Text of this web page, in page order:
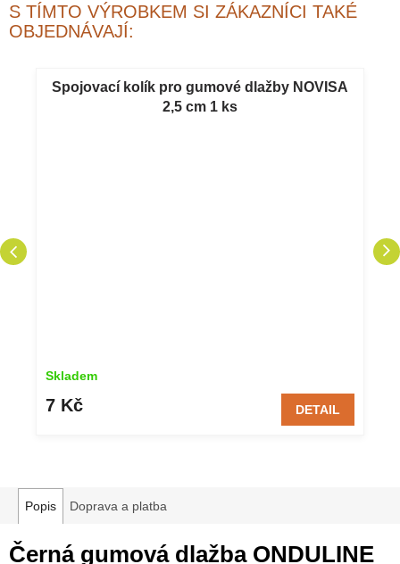
S TÍMTO VÝROBKEM SI ZÁKAZNÍCI TAKÉ
OBJEDNÁVAJÍ:
Spojovací kolík pro gumové dlažby NOVISA
2,5 cm 1 ks
Skladem
7 Kč DETAIL
Popis Doprava a platba
Černá gumová dlažba ONDULINE